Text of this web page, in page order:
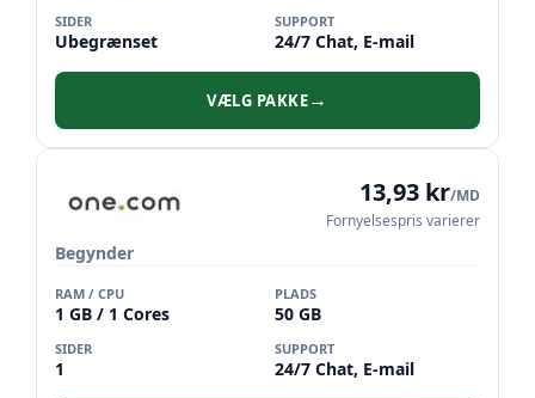
SIDER
Ubegrænset
SUPPORT
24/7 Chat, E-mail
VÆLG PAKKE→
Begynder
13,93 kr/MD
Fornyelsespris varierer
RAM / CPU
1 GB / 1 Cores
PLADS
50 GB
SIDER
1
SUPPORT
24/7 Chat, E-mail